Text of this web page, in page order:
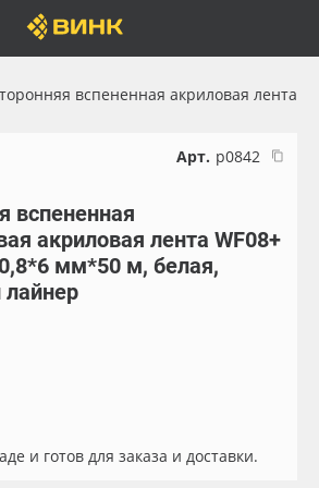
вспененная акриловая лента
Арт. р0842
вспененная
акриловая лента WF08+
мм*50 м, белая,
лайнер
и готов для заказа и доставки.